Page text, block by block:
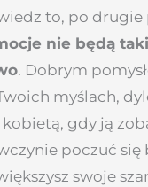
to, po drugie
nie będą
. Dobrym
myślach,
gdy ją
poczuć się
swoje